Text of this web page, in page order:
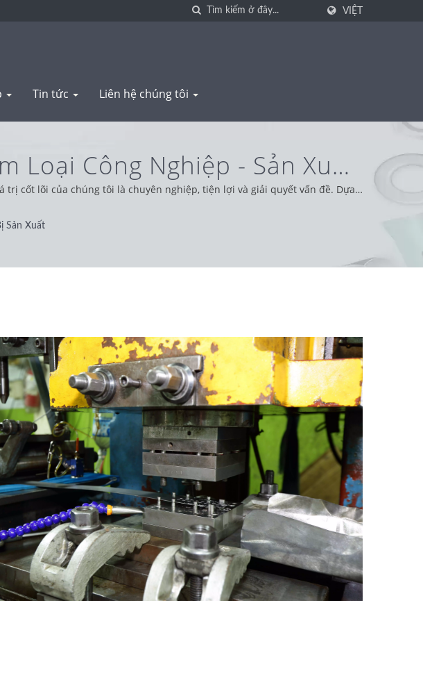
VIỆT
Tin tức Liên hệ chúng tôi
Loại Công Nghiệp - Sản Xuất
SHENG
trị cốt lõi của chúng tôi là chuyên nghiệp, tiện lợi và giải quyết vấn đề. Dựa
thực, thực tế và đáng tin cậy, cung cấp dịch vụ và sản phẩm tốt nhất.
Sản Xuất